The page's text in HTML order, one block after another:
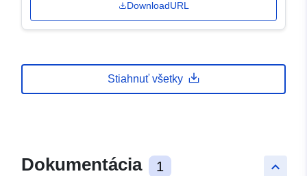
DownloadURL
Stiahnuť všetky
keyboard_arrow_up
Dokumentácia 1